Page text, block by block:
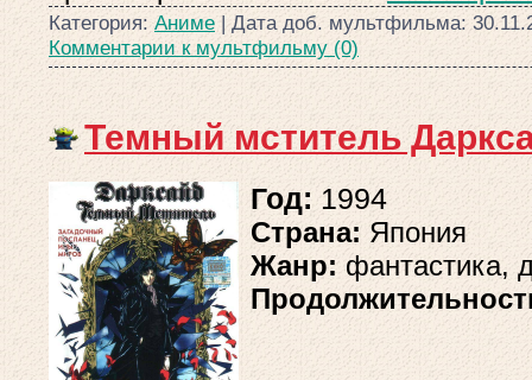
Категория: Аниме | Дата доб. мультфильма:
Комментарии к мультфильму (0)
Темный мститель
Год: 1994
Страна: Япония
Жанр: фантастика,